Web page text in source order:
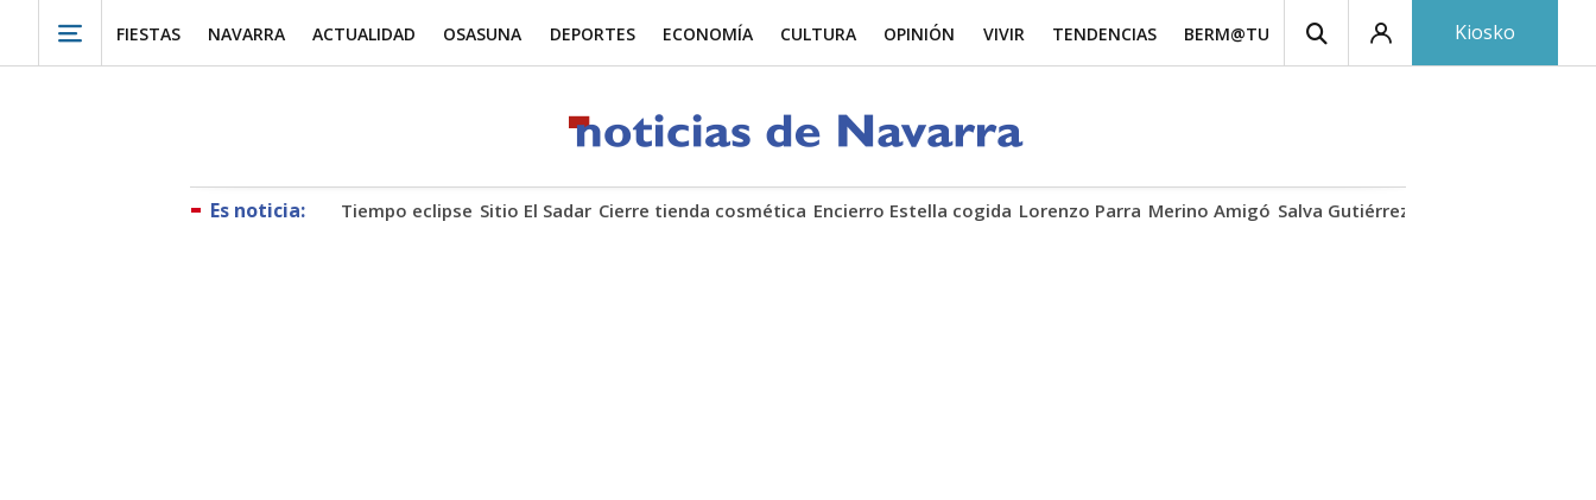
Tiempo eclipse Sitio El Sadar Cierre tienda cosmética Encierro Estella cogida Lorenzo Parra Merino Amigó Salva Gutiérrez
FIESTAS NAVARRA ACTUALIDAD OSASUNA DEPORTES ECONOMÍA CULTURA OPINIÓN VIVIR TENDENCIAS BERM@TU Kiosko